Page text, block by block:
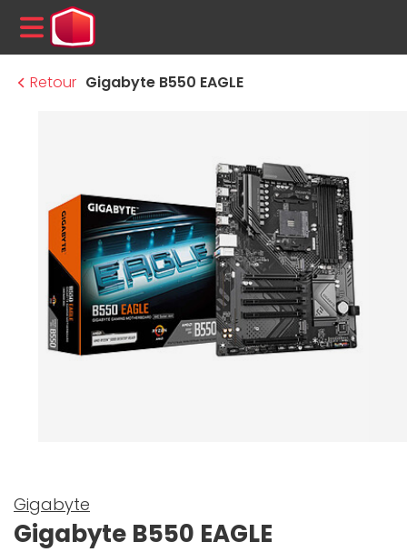
MENU
Retour Gigabyte B550 EAGLE
Gigabyte
Gigabyte B550 EAGLE